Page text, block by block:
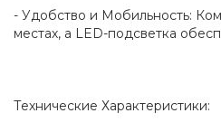
- Удобство и Мобильность:
местах, а LED-подсветка
Технические Характеристики: